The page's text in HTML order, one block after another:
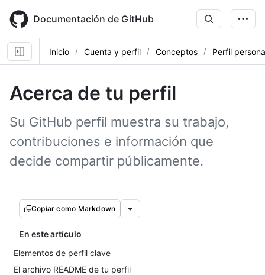
main
content
Documentación de GitHub
Inicio Cuenta y perfil Conceptos Perfil
Acerca de tu perfil
Su GitHub perfil muestra su trabajo,
contribuciones e información que
decide compartir públicamente.
Copiar como Markdown
En este artículo
Elementos de perfil clave
El archivo README de tu perfil